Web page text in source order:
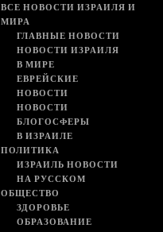
ВСЕ НОВОСТИ ИЗРАИЛЯ И
МИРА
ГЛАВНЫЕ НОВОСТИ
НОВОСТИ ИЗРАИЛЯ
В МИРЕ
ЕВРЕЙСКИЕ
НОВОСТИ
НОВОСТИ
БЛОГОСФЕРЫ
В ИЗРАИЛЕ
ПОЛИТИКА
ИЗРАИЛЬ НОВОСТИ
НА РУССКОМ
ОБЩЕСТВО
ЗДОРОВЬЕ
ОБРАЗОВАНИЕ